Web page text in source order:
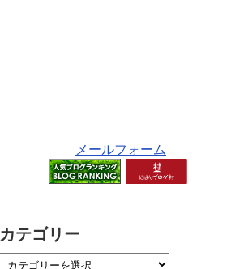
メールフォーム
カテゴリー